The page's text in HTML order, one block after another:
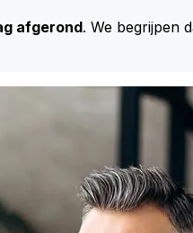
afgerond. We begrijpen